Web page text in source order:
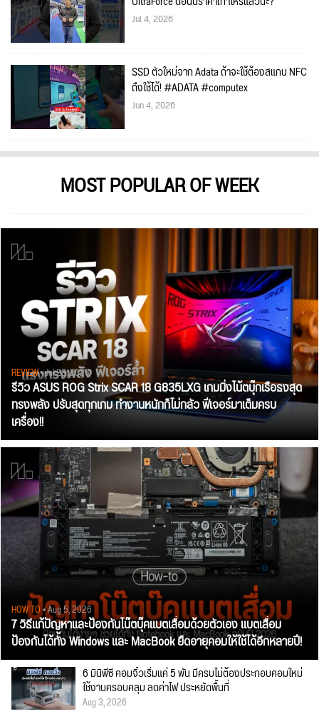
Jul 4, 2026
SSD ตัวใหม่จาก Adata ถ้าจะใช้ต้องสแกน NFC
ถึงใช้ได้! #ADATA #computex
Jun 4, 2026
MOST POPULAR OF WEEK
REVIEW• Jul 28, 2026
รีวิว ASUS ROG Strix SCAR 18 G835LXG เกมมิ่งโน้ตบุ๊กเรือธงสุด
ทรงพลัง ปรับสุดทุกเกม ทำงานหนักก็ไม่กลัว ฟีเจอร์มาเต็มครบ
เครื่อง!!
HOW TO• Aug 5, 2026
7 วิธีแก้ปัญหาและป้องกันโน๊ตบุ๊คแบตเสื่อมด้วยตัวเอง แบตเสื่อม
ป้องกันได้ทั้ง Windows และ MacBook ยืดอายุคอมให้ใช้ได้อีกหลายปี!
6 มินิพีซี คอมจิ๋วเริ่มแค่ 5 พัน มีครบไม่ต้องประกอบคอมใหม่
ใช้งานครอบคลุม ลดค่าไฟ ประหยัดพื้นที่
Aug 3, 2026